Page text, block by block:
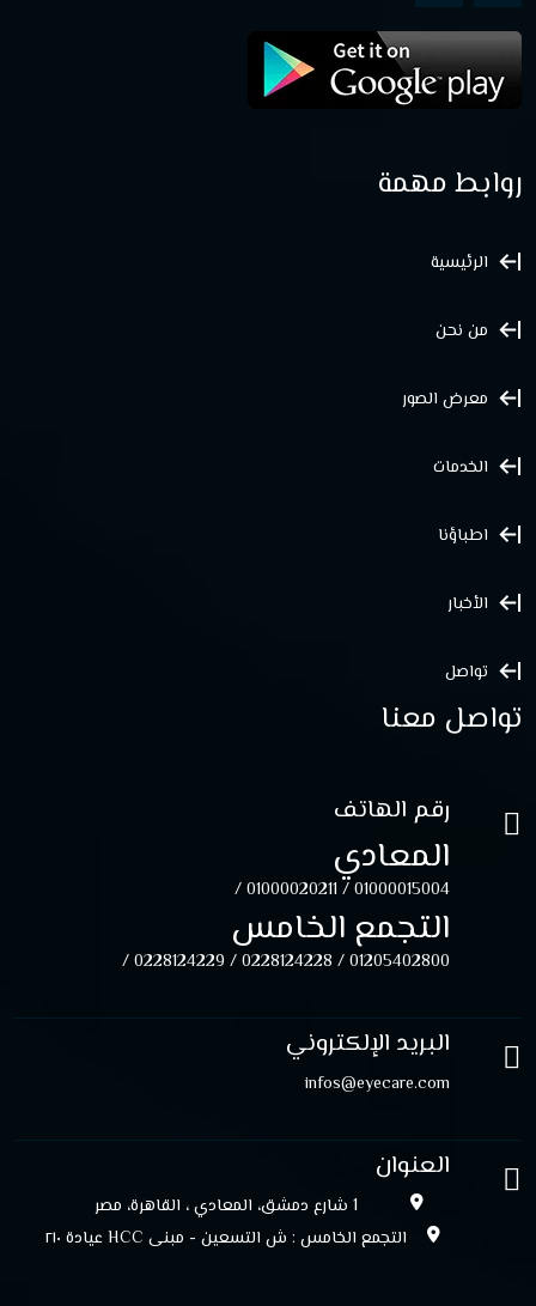
روابط مهمة
الرئيسية
من نحن
معرض الصور
الخدمات
اطباؤنا
الأخبار
تواصل
تواصل معنا
رقم الهاتف
المعادي
01000015004 /
01000020211 /
التجمع الخامس
01205402800 /
0228124228 /
0228124229 /
البريد الإلكتروني
infos@eyecare.com
العنوان
1 شارع دمشق، المعادي ، القاهرة، مصر
التجمع الخامس : ش التسعين - مبنى HCC عيادة ۲۱۰